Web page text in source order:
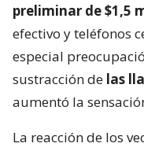
preliminar de $1,5
efectivo y teléfonos
especial
sustracción de las
aumentó la
La reacción de los